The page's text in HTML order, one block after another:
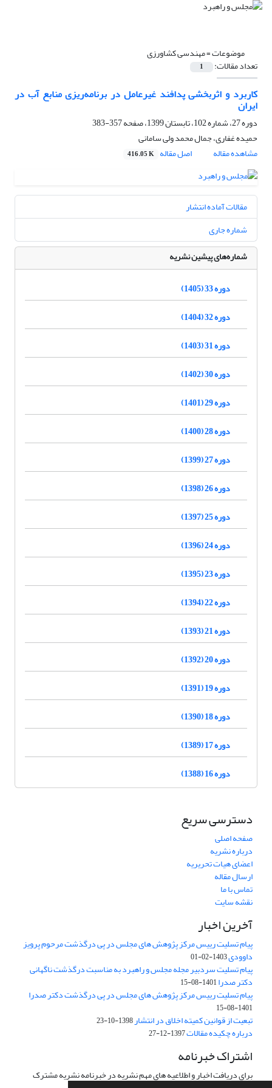
موضوعات =مهندسی کشاورزی
تعداد مقالات: 1
کاربرد و اثربخشی پدافند غیرعامل در برنامه‌ریزی منابع آب در
ایران
دوره 27، شماره 102، تابستان 1399، صفحه
357-383
حمیده غفاری، جمال محمد ولی سامانی
مشاهده مقاله
اصل مقاله 416.05 K
مقالات آماده انتشار
شماره جاری
شماره‌های پیشین نشریه
دوره 33 (1405)
دوره 32 (1404)
دوره 31 (1403)
دوره 30 (1402)
دوره 29 (1401)
دوره 28 (1400)
دوره 27 (1399)
دوره 26 (1398)
دوره 25 (1397)
دوره 24 (1396)
دوره 23 (1395)
دوره 22 (1394)
دوره 21 (1393)
دوره 20 (1392)
دوره 19 (1391)
دوره 18 (1390)
دوره 17 (1389)
دوره 16 (1388)
دسترسی سریع
صفحه اصلی
درباره نشریه
اعضای هیات تحریریه
ارسال مقاله
تماس با ما
نقشه سایت
آخرین اخبار
پیام تسلیت رییس مرکز پژوهش های مجلس در پی درگذشت مرحوم پرویز
داوودی1403-02-01
پیام تسلیت سردبیر مجله مجلس و راهبرد به مناسبت درگذشت ناگهانی
دکتر صدرا1401-08-15
پیام تسلیت رییس مرکز پژوهش های مجلس در پی درگذشت دکتر صدرا
1401-08-15
تبعیت از قوانین کمیته اخلاق در انتشار1398-10-23
درباره چکیده مقالات1397-12-27
اشتراک خبرنامه
برای دریافت اخبار و اطلاعیه های مهم نشریه در خبرنامه نشریه مشترک